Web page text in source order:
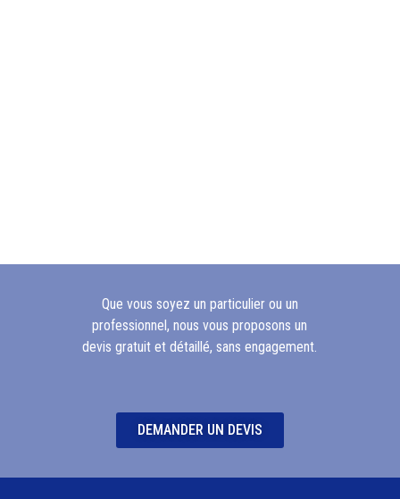
Que vous soyez un particulier ou un
professionnel, nous vous proposons un
devis gratuit et détaillé, sans engagement.
DEMANDER UN DEVIS